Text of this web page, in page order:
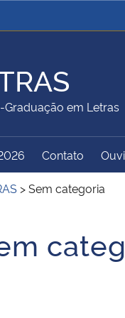
da Justiça e
da Educação
do Turismo
de Segurança
em Letras
Contato
>Sem categoria